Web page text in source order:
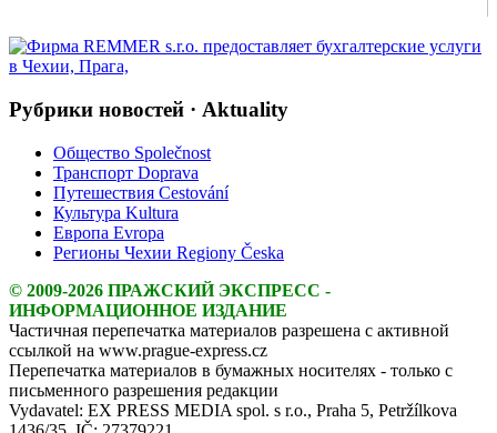
Рубрики новостей · Aktuality
Общество Společnost
Транспорт Doprava
Путешествия Cestování
Культура Kultura
Европа Evropa
Регионы Чехии Regiony Česka
© 2009-2026 ПРАЖСКИЙ ЭКСПРЕСС -
ИНФОРМАЦИОННОЕ ИЗДАНИЕ
Частичная перепечатка материалов разрешена с активной
ссылкой на www.prague-express.cz
Перепечатка материалов в бумажных носителях - только с
письменного разрешения редакции
Vydavatel: EX PRESS MEDIA spol. s r.o., Praha 5, Petržílkova